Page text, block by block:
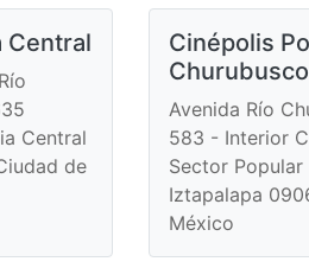
Central
Central
de
Cinépolis
Churubusco
Avenida Río
583 - Interior
Sector
Iztapalapa
México